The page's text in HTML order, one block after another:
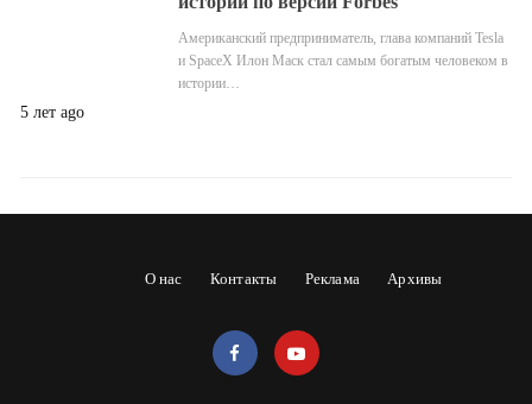
Американский предприниматель, глава компаний Tesla
и SpaceX Илон Маск стал самым богатым человеком в
истории…
5 лет ago
О нас Контакты Реклама Архивы